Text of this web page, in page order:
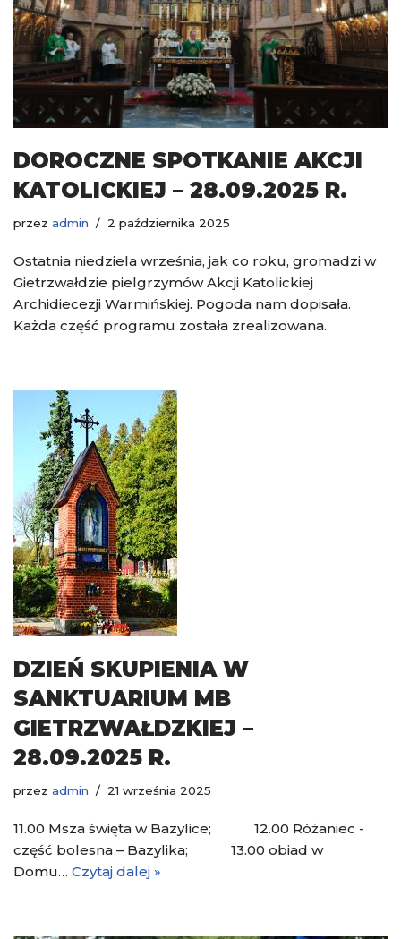
DOROCZNE SPOTKANIE AKCJI
KATOLICKIEJ – 28.09.2025 R.
przez admin 2 października 2025
Ostatnia niedziela września, jak co roku, gromadzi w
Gietrzwałdzie pielgrzymów Akcji Katolickiej
Archidiecezji Warmińskiej. Pogoda nam dopisała.
Każda część programu została zrealizowana.
DZIEŃ SKUPIENIA W
SANKTUARIUM MB
GIETRZWAŁDZKIEJ –
28.09.2025 R.
przez admin 21 września 2025
11.00 Msza święta w Bazylice; 12.00 Różaniec -
część bolesna – Bazylika; 13.00 obiad w
Domu… Czytaj dalej »